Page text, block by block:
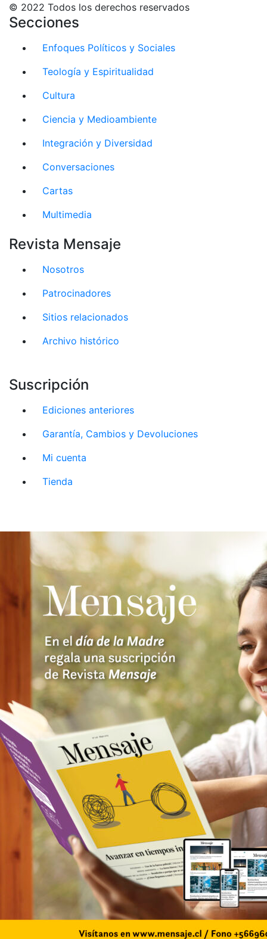
© 2022 Todos los derechos reservados
Secciones
Enfoques Políticos y Sociales
Teología y Espiritualidad
Cultura
Ciencia y Medioambiente
Integración y Diversidad
Conversaciones
Cartas
Multimedia
Revista Mensaje
Nosotros
Patrocinadores
Sitios relacionados
Archivo histórico
Suscripción
Ediciones anteriores
Garantía, Cambios y Devoluciones
Mi cuenta
Tienda